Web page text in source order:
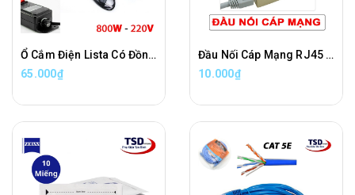
Ổ Cắm Điện Lista Có Đồng Hồ Báo ( HÀNG VIỆT NAM )
65.000₫
Đầu Nối Cáp Mạng RJ45 Tốc Độ Cao
10.000₫